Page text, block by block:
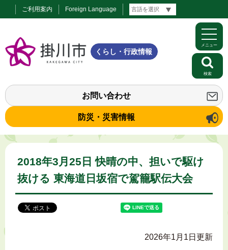
ご利用案内 Foreign Language
くらし・行政情報
お問い合わせ
防災・災害情報
メニュー
検索
2018年3月25日 快晴の中、担いで駆け
抜ける 東海道日坂宿で駕籠駅伝大会
2026年1月1日更新